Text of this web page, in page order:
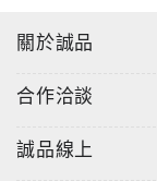
Reger《大提琴
■ Esprit Audio
專題特稿
關於誠品
合作洽談
誠品線上